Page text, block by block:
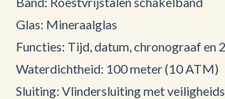
Glas: Mineraalglas
Functies: Tijd, datum, chronograaf en
Waterdichtheid: 100 meter (10 ATM)
Sluiting: Vlindersluiting met